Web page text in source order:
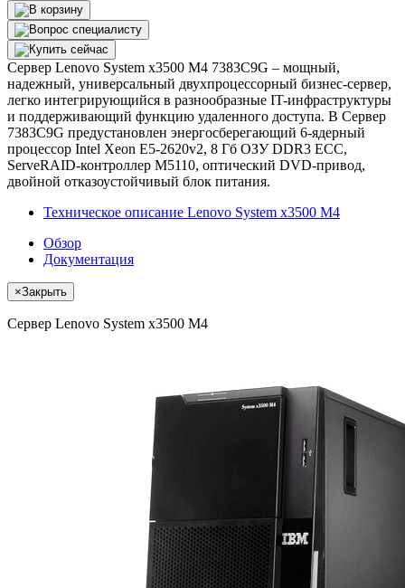
Сервер Lenovo System x3500 M4 7383C9G – мощный,
надежный, универсальный двухпроцессорный бизнес-сервер,
легко интегрирующийся в разнообразные IT-инфраструктуры
и поддерживающий функцию удаленного доступа. В Сервер
7383C9G предустановлен энергосберегающий 6-ядерный
процессор Intel Xeon E5-2620v2, 8 Гб ОЗУ DDR3 ECC,
ServeRAID-контроллер М5110, оптический DVD-привод,
двойной отказоустойчивый блок питания.
Техническое описание Lenovo System x3500 M4
Обзор
Документация
×Закрыть
Сервер Lenovo System x3500 M4